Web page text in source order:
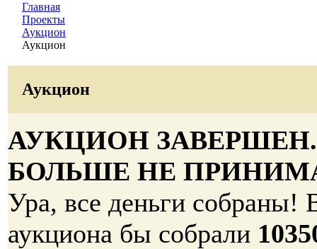
Главная
Проекты
Аукцион
Аукцион
Аукцион
АУКЦИОН
БОЛЬШЕ НЕ
Ура, все деньги собраны!
аукциона бы собрали